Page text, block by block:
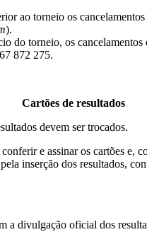
ao torneio os
).
do torneio, os
872 275.
Cartões de resultados
devem ser trocados.
e assinar os cartões e,
inserção dos resultados,
a divulgação oficial dos